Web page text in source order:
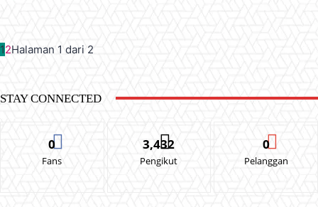
12Halaman 1 dari 2
STAY CONNECTED
0
Fans
3,432
Pengikut
0
Pelanggan